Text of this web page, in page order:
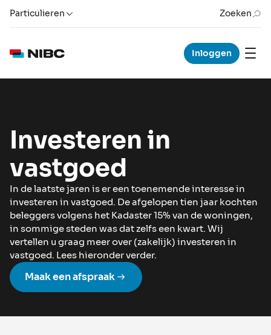
Particulieren Zoeken
Inloggen
Investeren in
vastgoed
In de laatste jaren is er een toenemende interesse in
investeren in vastgoed. De afgelopen tien jaar kochten
beleggers volgens het Kadaster 15% van de woningen,
in sommige steden was dat zelfs een kwart. Wij
vertellen u graag meer over (zakelijk) investeren in
vastgoed. Lees hieronder verder.
Maak een afspraak